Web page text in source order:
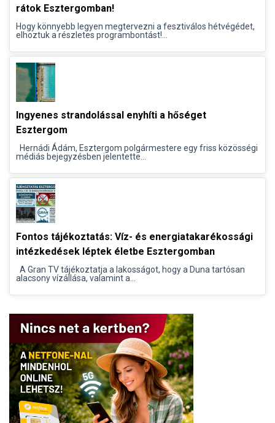
rátok Esztergomban!
Hogy könnyebb legyen megtervezni a fesztiválos hétvégédet,
elhoztuk a részletes programbontást!...
Ingyenes strandolással enyhíti a hőséget
Esztergom
Hernádi Ádám, Esztergom polgármestere egy friss közösségi
médiás bejegyzésben jelentette...
Fontos tájékoztatás: Víz- és energiatakarékossági
intézkedések léptek életbe Esztergomban
A Gran TV tájékoztatja a lakosságot, hogy a Duna tartósan
alacsony vízállása, valamint a...